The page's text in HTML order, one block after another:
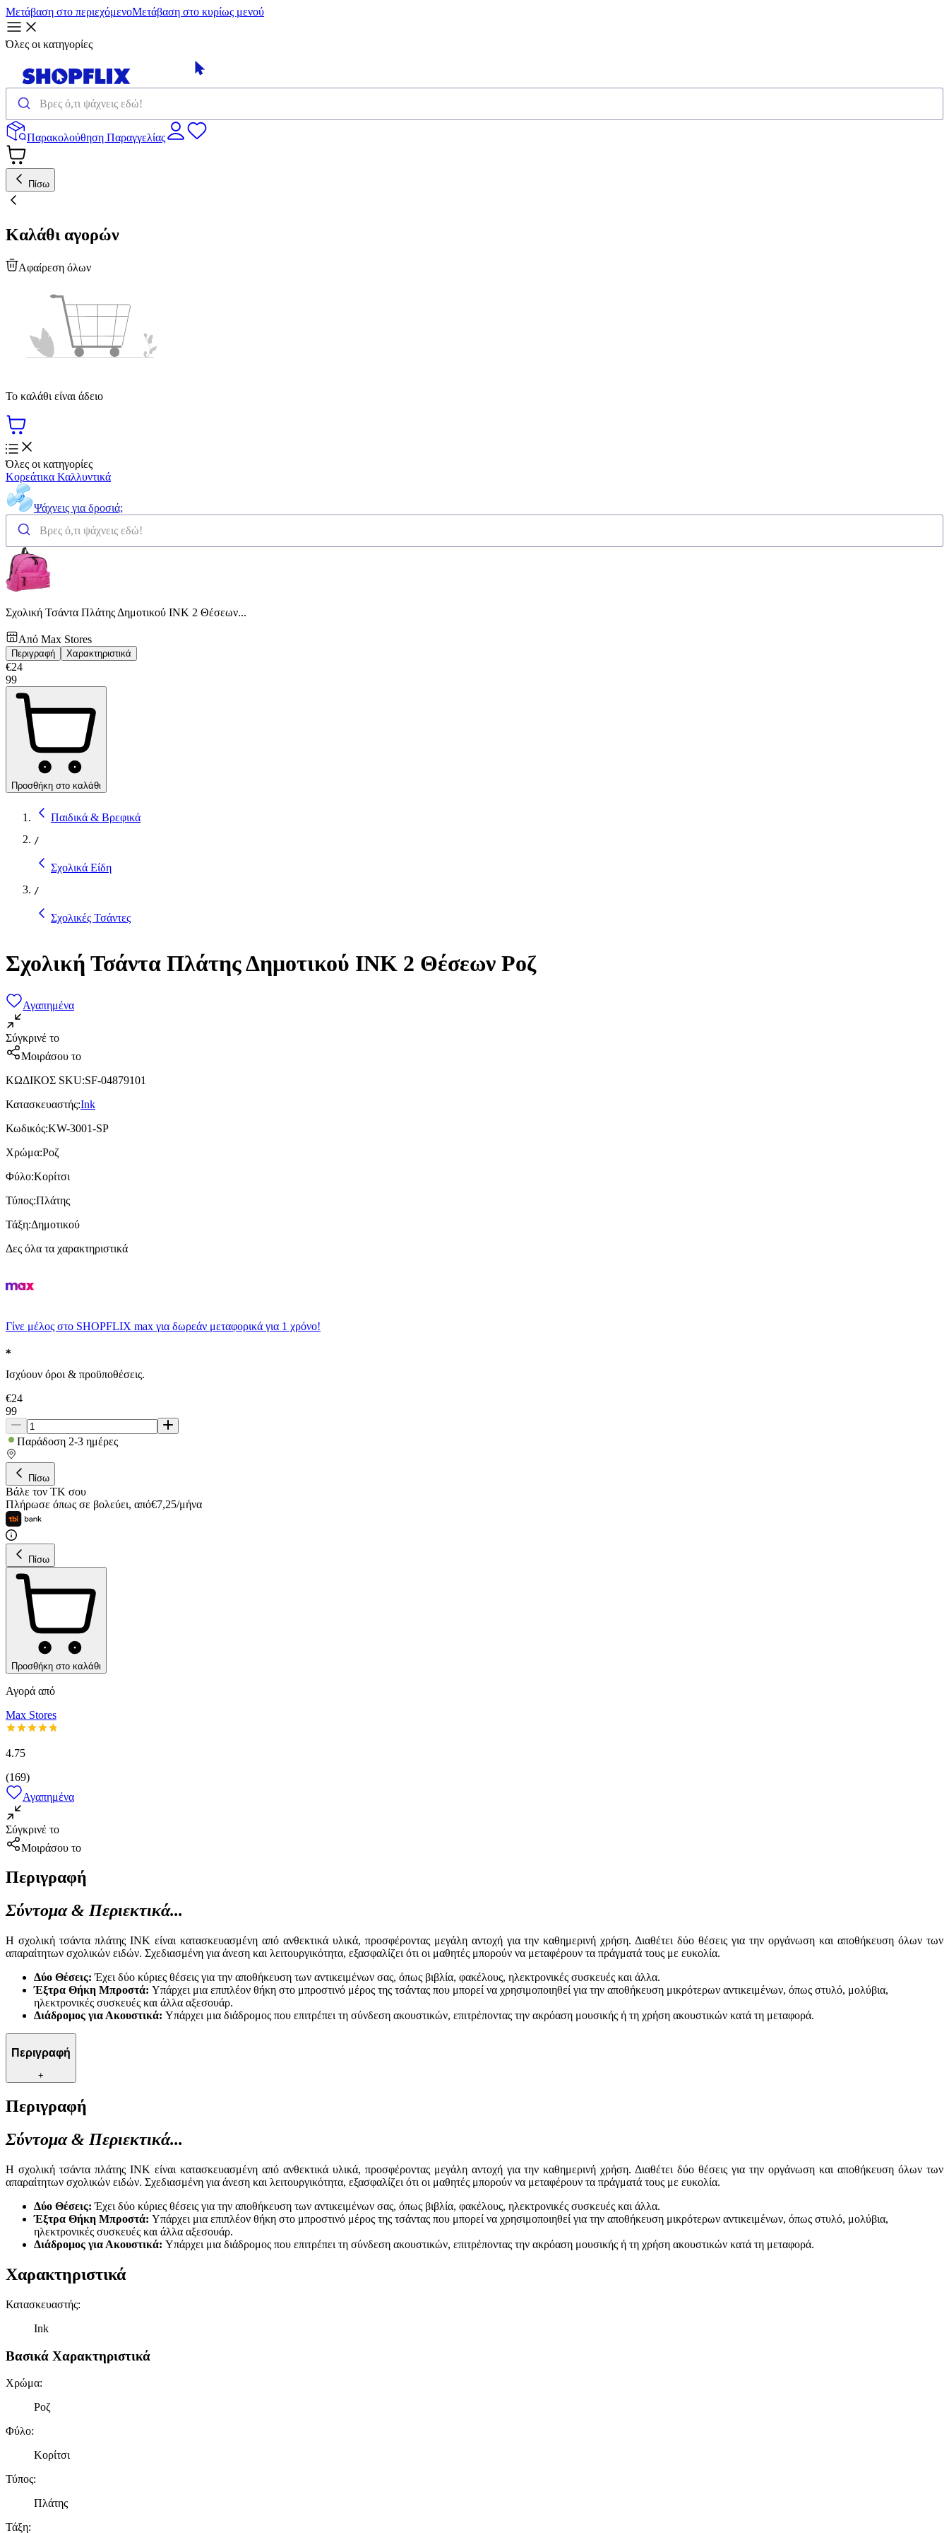
Μετάβαση στο περιεχόμενοΜετάβαση στο κυρίως μενού
Όλες οι κατηγορίες
Παρακολούθηση Παραγγελίας
Πίσω
Καλάθι αγορών
Αφαίρεση όλων
Το καλάθι είναι άδειο
Όλες οι κατηγορίες
Κορεάτικα Καλλυντικά
Ψάχνεις για δροσιά;
Σχολική Τσάντα Πλάτης Δημοτικού INK 2 Θέσεων...
Από Max Stores
Περιγραφή Χαρακτηριστικά
€24
99
Προσθήκη στο καλάθι
Παιδικά & Βρεφικά
/
Σχολικά Είδη
/
Σχολικές Τσάντες
Σχολική Τσάντα Πλάτης Δημοτικού INK 2 Θέσεων Ροζ
Αγαπημένα
Σύγκρινέ το
Μοιράσου το
ΚΩΔΙΚΟΣ SKU:SF-04879101
Κατασκευαστής:Ink
Κωδικός:KW-3001-SP
Χρώμα:Ροζ
Φύλο:Κορίτσι
Τύπος:Πλάτης
Τάξη:Δημοτικού
Δες όλα τα χαρακτηριστικά
Γίνε μέλος στο SHOPFLIX max για δωρεάν μεταφορικά για 1 χρόνο!
Ισχύουν όροι & προϋποθέσεις.
€24
99
Παράδοση 2-3 ημέρες
Πίσω
Βάλε τον ΤΚ σου
Πλήρωσε όπως σε βολεύει, από€7,25/μήνα
Πίσω
Προσθήκη στο καλάθι
Αγορά από
Max Stores
4.75
(169)
Αγαπημένα
Σύγκρινέ το
Μοιράσου το
Περιγραφή
Σύντομα & Περιεκτικά...
Η σχολική τσάντα πλάτης INK είναι κατασκευασμένη από ανθεκτικά υλικά, προσφέροντας μεγάλη αντοχή για την καθημερινή χρήση. Διαθέτει δύο θέσεις για την οργάνωση και αποθήκευση όλων των
απαραίτητων σχολικών ειδών. Σχεδιασμένη για άνεση και λειτουργικότητα, εξασφαλίζει ότι οι μαθητές μπορούν να μεταφέρουν τα πράγματά τους με ευκολία.
Δύο Θέσεις: Έχει δύο κύριες θέσεις για την αποθήκευση των αντικειμένων σας, όπως βιβλία, φακέλους, ηλεκτρονικές συσκευές και άλλα.
Έξτρα Θήκη Μπροστά: Υπάρχει μια επιπλέον θήκη στο μπροστινό μέρος της τσάντας που μπορεί να χρησιμοποιηθεί για την αποθήκευση μικρότερων αντικειμένων, όπως στυλό, μολύβια,
ηλεκτρονικές συσκευές και άλλα αξεσουάρ.
Διάδρομος για Ακουστικά: Υπάρχει μια διάδρομος που επιτρέπει τη σύνδεση ακουστικών, επιτρέποντας την ακρόαση μουσικής ή τη χρήση ακουστικών κατά τη μεταφορά.
Περιγραφή
+
Περιγραφή
Σύντομα & Περιεκτικά...
Η σχολική τσάντα πλάτης INK είναι κατασκευασμένη από ανθεκτικά υλικά, προσφέροντας μεγάλη αντοχή για την καθημερινή χρήση. Διαθέτει δύο θέσεις για την οργάνωση και αποθήκευση όλων των
απαραίτητων σχολικών ειδών. Σχεδιασμένη για άνεση και λειτουργικότητα, εξασφαλίζει ότι οι μαθητές μπορούν να μεταφέρουν τα πράγματά τους με ευκολία.
Δύο Θέσεις: Έχει δύο κύριες θέσεις για την αποθήκευση των αντικειμένων σας, όπως βιβλία, φακέλους, ηλεκτρονικές συσκευές και άλλα.
Έξτρα Θήκη Μπροστά: Υπάρχει μια επιπλέον θήκη στο μπροστινό μέρος της τσάντας που μπορεί να χρησιμοποιηθεί για την αποθήκευση μικρότερων αντικειμένων, όπως στυλό, μολύβια,
ηλεκτρονικές συσκευές και άλλα αξεσουάρ.
Διάδρομος για Ακουστικά: Υπάρχει μια διάδρομος που επιτρέπει τη σύνδεση ακουστικών, επιτρέποντας την ακρόαση μουσικής ή τη χρήση ακουστικών κατά τη μεταφορά.
Χαρακτηριστικά
Κατασκευαστής:
Ink
Βασικά Χαρακτηριστικά
Χρώμα:
Ροζ
Φύλο:
Κορίτσι
Τύπος:
Πλάτης
Τάξη: